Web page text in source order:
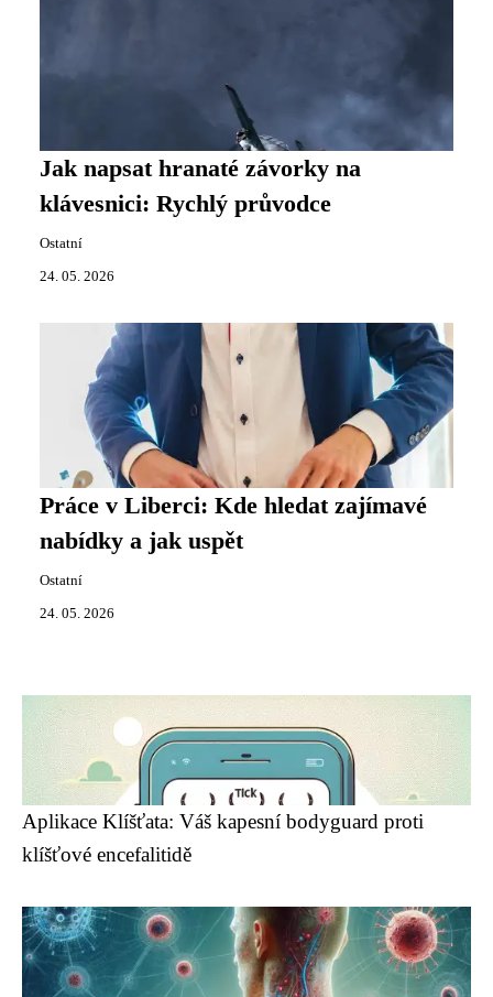
Jak napsat hranaté závorky na
klávesnici: Rychlý průvodce
Ostatní
24. 05. 2026
Práce v Liberci: Kde hledat zajímavé
nabídky a jak uspět
Ostatní
24. 05. 2026
Aplikace Klíšťata: Váš kapesní bodyguard proti
klíšťové encefalitidě